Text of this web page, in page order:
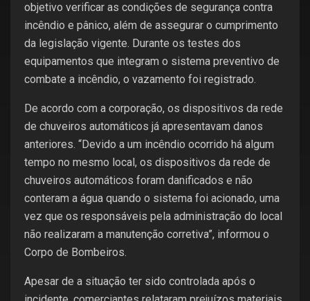
objetivo verificar as condições de segurança contra
incêndio e pânico, além de assegurar o cumprimento
da legislação vigente. Durante os testes dos
equipamentos que integram o sistema preventivo de
combate a incêndio, o vazamento foi registrado.
De acordo com a corporação, os dispositivos da rede
de chuveiros automáticos já apresentavam danos
anteriores. “Devido a um incêndio ocorrido há algum
tempo no mesmo local, os dispositivos da rede de
chuveiros automáticos foram danificados e não
conteram a água quando o sistema foi acionado, uma
vez que os responsáveis pela administração do local
não realizaram a manutenção corretiva”, informou o
Corpo de Bombeiros.
Apesar de a situação ter sido controlada após o